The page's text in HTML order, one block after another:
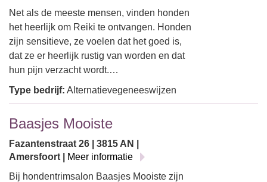
Net als de meeste mensen, vinden honden
het heerlijk om Reiki te ontvangen. Honden
zijn sensitieve, ze voelen dat het goed is,
dat ze er heerlijk rustig van worden en dat
hun pijn verzacht wordt.…
Type bedrijf: Alternatievegeneeswijzen
Baasjes Mooiste
Fazantenstraat 26 | 3815 AN |
Amersfoort |
Meer informatie
Bij hondentrimsalon Baasjes Mooiste zijn